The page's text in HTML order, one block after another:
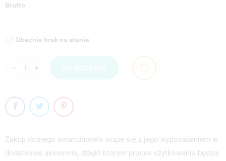
Brutto
 Obecnie brak na stanie
Zakup dobrego smartphone’a wiąże się z jego wyposażeniem w
dodatkowe akcesoria, dzięki którym proces użytkowania będzie